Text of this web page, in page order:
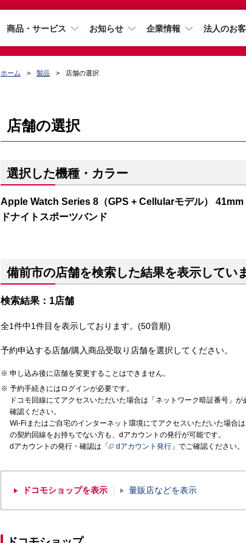
商品・サービス お知らせ 企業情報 法人のお
ホーム 製品 店舗の選択
店舗の選択
選択した機種・カラー
Apple Watch Series 8（GPS + Cellularモデル） 41mm
ドナイトスポーツバンド
備前市の店舗を検索した結果を表示してい
検索結果：1店舗
全1件中1件目を表示しております。(50音順)
予約申込する店舗/購入商品受取り店舗を選択してください。
申し込み後に店舗を変更することはできません。
予約手続きにはログインが必要です。
ドコモ回線にてアクセスいただいた場合は「ネットワーク暗証番号」
確認ください。
Wi-Fiまたはご自宅のインターネット環境にてアクセスいただいた場合
の契約回線をお持ちでない方も、dアカウントの発行が可能です。
dアカウントの発行・確認は「
dアカウント発行 」でご確認ください。
ドコモショップを表示 量販店などを表示